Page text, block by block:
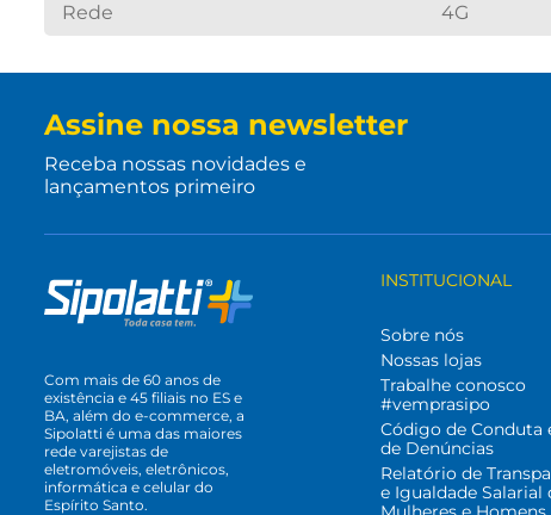
Rede 4G
Assine nossa newsletter
Receba nossas novidades e
lançamentos primeiro
Com mais de 60 anos de
existência e 45 filiais no ES e
BA, além do e-commerce, a
Sipolatti é uma das maiores
rede varejistas de
eletromóveis, eletrônicos,
informática e celular do
Espírito Santo.
INSTITUCIONAL
Sobre nós
Nossas lojas
Trabalhe conosco
#vemprasipo
Código de Conduta
de Denúncias
Relatório de
e Igualdade Salarial